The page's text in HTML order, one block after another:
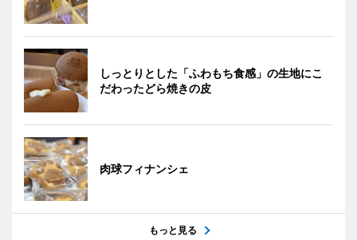
しっとりとした「ふわもち食感」の生地にこ
だわったどら焼きの皮
肉球フィナンシェ
もっと見る